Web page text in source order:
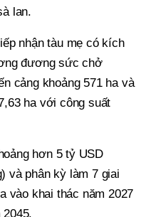
lan.
nhận tàu mẹ có kích
đương sức chở
cảng khoảng 571 ha và
ha với công suất
hơn 5 tỷ USD
và phân kỳ làm 7 giai
vào khai thác năm 2027